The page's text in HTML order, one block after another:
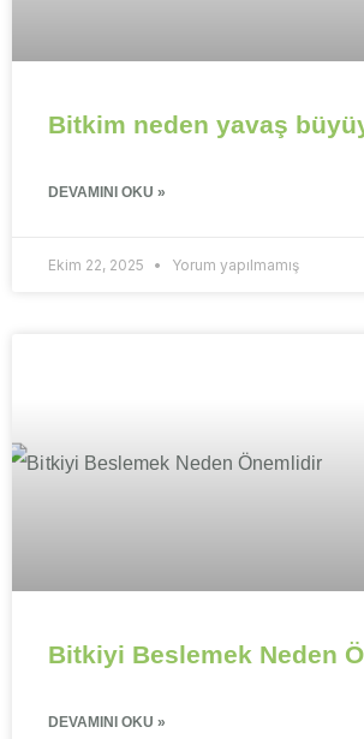
Bitkim neden yavaş
DEVAMINI OKU »
Ekim 22, 2025 Yorum yapılmamış
Bitkiyi Beslemek Neden
DEVAMINI OKU »